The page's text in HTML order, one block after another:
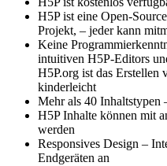
H5P ist eine Open-
Projekt, – jeder kann
Keine
intuitiven H5P-Editors
H5P.org ist das Erstellen
kinderleicht
Mehr als 40 Inhaltstypen
H5P Inhalte können mit
werden
Responsives Design –
Endgeräten an